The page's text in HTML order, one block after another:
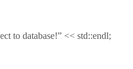
database!” << std::endl;